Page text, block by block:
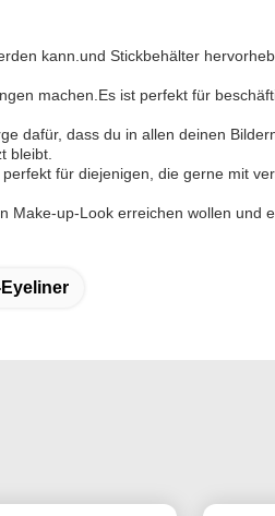
kann.und Stickbehälter
machen.Es ist perfekt für
dafür, dass du in allen deinen
bleibt.
für diejenigen, die gerne mit
up-Look erreichen wollen und